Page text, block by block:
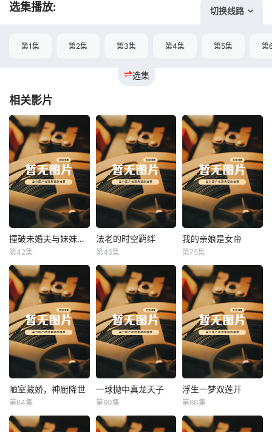
选集播放: 切换线路
选集
第1集 第2集 第3集 第4集 第5集 第
相关影片
撞破未婚夫与妹妹打野战 撞破未婚夫与妹妹打野战
第42集
法老的时空羁绊
法老的时空羁绊
第46集
我的亲娘是女帝
我的亲娘是女帝
第75集
陋室藏娇，神厨降世
陋室藏娇，神厨降世
第64集
一球抛中真龙天子
一球抛中真龙天子
第60集
浮生一梦双莲开
浮生一梦双莲开
第60集